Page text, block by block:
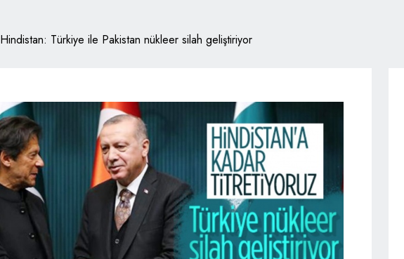
Hindistan: Türkiye ile Pakistan nükleer silah geliştiriyor